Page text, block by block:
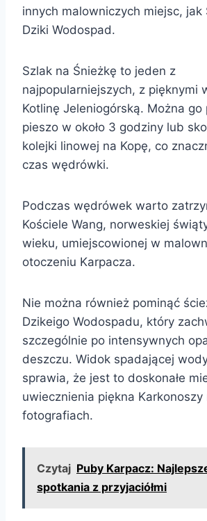
innych malowniczych miejsc, jak
Dziki Wodospad.
Szlak na Śnieżkę to jeden z
najpopularniejszych, z pięknymi
Kotlinę Jeleniogórską. Można go
pieszo w około 3 godziny lub
kolejki linowej na Kopę, co
czas wędrówki.
Podczas wędrówek warto
Kościele Wang, norweskiej
wieku, umiejscowionej w
otoczeniu Karpacza.
Nie można również pominąć
Dzikeigo Wodospadu, który
szczególnie po intensywnych
deszczu. Widok spadającej
sprawia, że jest to doskonałe
uwiecznienia piękna Karkonoszy
fotografiach.
Czytaj Puby Karpacz:
spotkania z przyjaciółmi